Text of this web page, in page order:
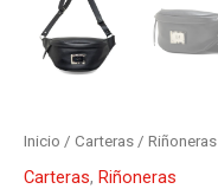
Inicio / Carteras / Riñoneras
Carteras, Riñoneras